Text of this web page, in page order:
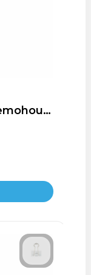
HELLO CLIP - Houten memohouder